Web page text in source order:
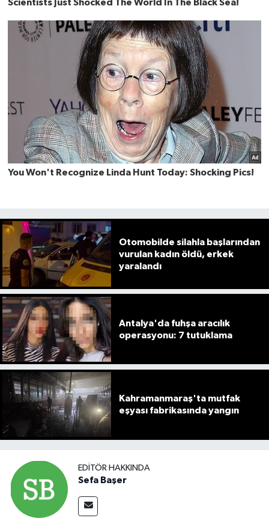
Otomobilde silahla başlarından
vurulan kadın öldü, erkek
yaralandı
Antalya'da fuhşa aracılık
operasyonu: 7 tutuklama
Kahramanmaraş'ta mutfak
eşyası fabrikasında yangın
EDITÖR HAKKINDA
Sefa Başer